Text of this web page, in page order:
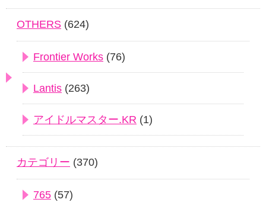
OTHERS (624)
Frontier Works (76)
Lantis (263)
アイドルマスター.KR (1)
カテゴリー (370)
765 (57)